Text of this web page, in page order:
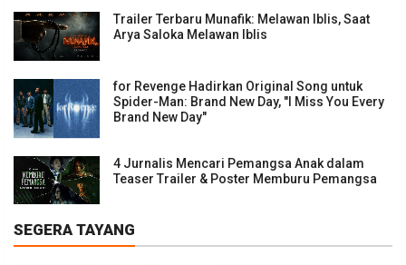
Trailer Terbaru Munafik: Melawan Iblis, Saat
Arya Saloka Melawan Iblis
for Revenge Hadirkan Original Song untuk
Spider-Man: Brand New Day, "I Miss You Every
Brand New Day"
4 Jurnalis Mencari Pemangsa Anak dalam
Teaser Trailer & Poster Memburu Pemangsa
SEGERA TAYANG